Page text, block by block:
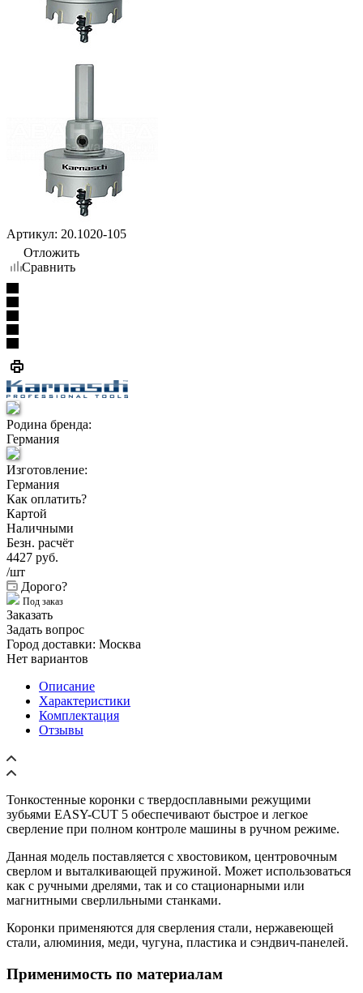
Артикул: 20.1020-105
Отложить
Сравнить
Родина бренда:
Германия
Изготовление:
Германия
Как оплатить?
Картой
Наличными
Безн. расчёт
4427 руб.
/шт
Дорого?
Под заказ
Заказать
Задать вопрос
Город доставки: Москва
Нет вариантов
Описание
Характеристики
Комплектация
Отзывы
Тонкостенные коронки с твердосплавными режущими
зубьями EASY-CUT 5 обеспечивают быстрое и легкое
сверление при полном контроле машины в ручном режиме.
Данная модель поставляется с хвостовиком, центровочным
сверлом и выталкивающей пружиной. Может использоваться
как с ручными дрелями, так и со стационарными или
магнитными сверлильными станками.
Коронки применяются для сверления стали, нержавеющей
стали, алюминия, меди, чугуна, пластика и сэндвич-панелей.
Применимость по материалам